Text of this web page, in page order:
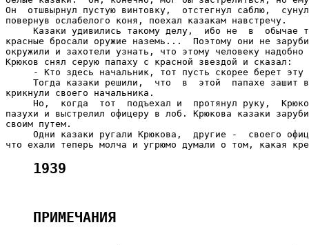
Он  отшвырнул пустую винтовку,  отстегнул саблю,
повернув ослабелого коня, поехал казакам навстречу.
Казаки удивились такому делу,  ибо не  в  обычае
красные бросали оружие наземь...  Поэтому они не
окружили и захотели узнать, что этому человеку
Крюков снял серую папаху с красной звездой и сказал:
- Кто здесь начальник, тот пусть скорее берет эту
Тогда казаки решили,  что  в  этой  папахе зашит
крикнули своего начальника.
Но,  когда  тот  подъехал и  протянул руку,
пазухи и выстрелил офицеру в лоб. Крюкова казаки
своим путем.
Одни казаки ругали Крюкова,  другие -  своего
1939
ПРИМЕЧАНИЯ